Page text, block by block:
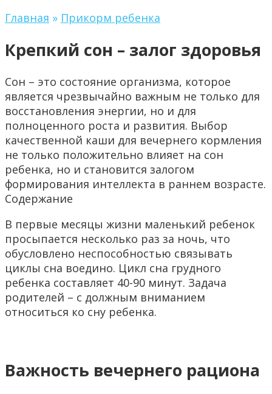
Главная » Прикорм ребенка
Крепкий сон – залог здоровья
Сон – это состояние организма, которое
является чрезвычайно важным не только для
восстановления энергии, но и для
полноценного роста и развития. Выбор
качественной каши для вечернего кормления
не только положительно влияет на сон
ребенка, но и становится залогом
формирования интеллекта в раннем возрасте.
Содержание
В первые месяцы жизни маленький ребенок
просыпается несколько раз за ночь, что
обусловлено неспособностью связывать
циклы сна воедино. Цикл сна грудного
ребенка составляет 40-90 минут. Задача
родителей – с должным вниманием
относиться ко сну ребенка.
Важность вечернего рациона